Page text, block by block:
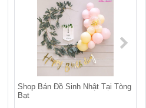
Shop Bán Đồ Sinh Nhật Tại Tòng
Bạt